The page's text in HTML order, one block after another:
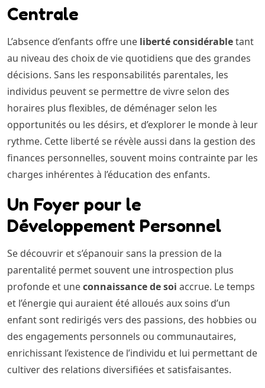
Centrale
L’absence d’enfants offre une liberté considérabletant
au niveau des choix de vie quotidiens que des grandes
décisions. Sans les responsabilités parentales, les
individus peuvent se permettre de vivre selon des
horaires plus flexibles, de déménager selon les
opportunités ou les désirs, et d’explorer le monde à leur
rythme. Cette liberté se révèle aussi dans la gestion des
finances personnelles, souvent moins contrainte par les
charges inhérentes à l’éducation des enfants.
Un Foyer pour le
Développement Personnel
Se découvrir et s’épanouir sans la pression de la
parentalité permet souvent une introspection plus
profonde et uneconnaissance de soi accrue. Le temps
et l’énergie qui auraient été alloués aux soins d’un
enfant sont redirigés vers des passions, des hobbies ou
des engagements personnels ou communautaires,
enrichissant l’existence de l’individu et lui permettant de
cultiver des relations diversifiées et satisfaisantes.